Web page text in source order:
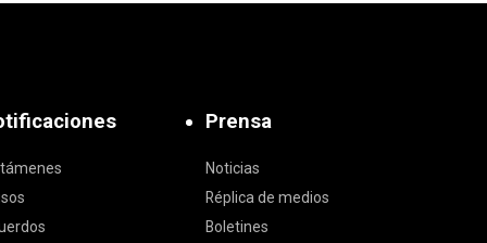
Prensa
Noticias
Réplica de medios
Boletines